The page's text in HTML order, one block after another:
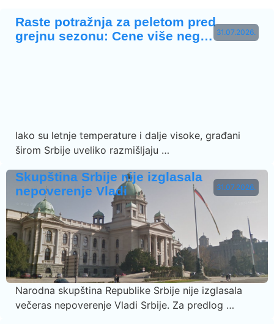
31.07.2026.
Raste potražnja za peletom pred
grejnu sezonu: Cene više neg…
Iako su letnje temperature i dalje visoke, građani
širom Srbije uveliko razmišljaju …
31.07.2026.
Skupština Srbije nije izglasala
nepoverenje Vladi
Narodna skupština Republike Srbije nije izglasala
večeras nepoverenje Vladi Srbije. Za predlog …